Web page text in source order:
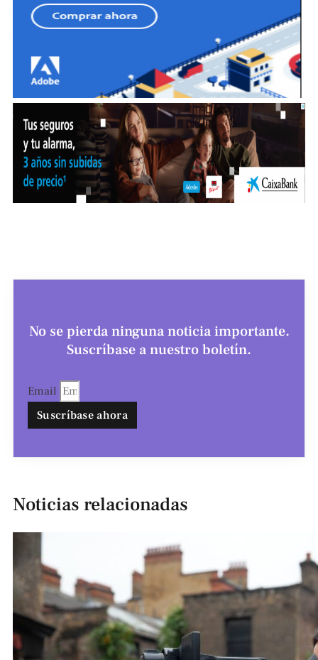
No se pierda ninguna noticia importante.
Suscríbase a nuestro boletín.
Email
Suscríbase ahora
Noticias relacionadas